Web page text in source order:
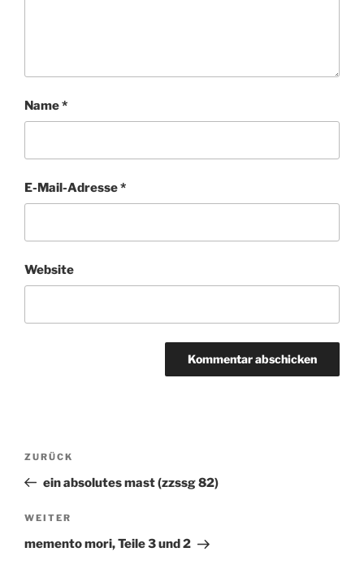
Name*
E-Mail-Adresse*
Website
Beitragsnavigation
Vorheriger
Beitrag
ZURÜCK
ein absolutes mast (zzssg 82)
Nächster
Beitrag
WEITER
memento mori, Teile 3 und 2